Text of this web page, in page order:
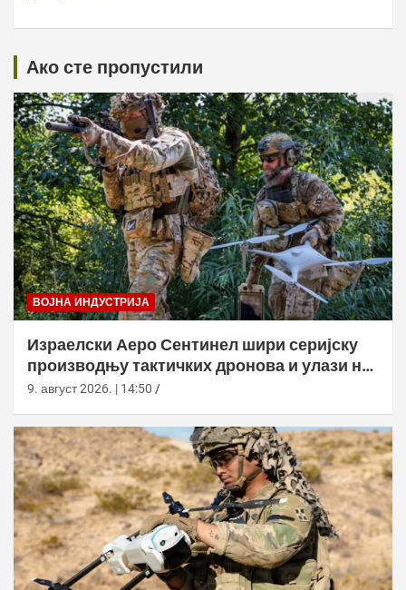
Ако сте пропустили
ВОЈНА ИНДУСТРИЈА
Израелски Аеро Сентинел шири серијску
производњу тактичких дронова и улази на
нова тржишта
9. август 2026. | 14:50